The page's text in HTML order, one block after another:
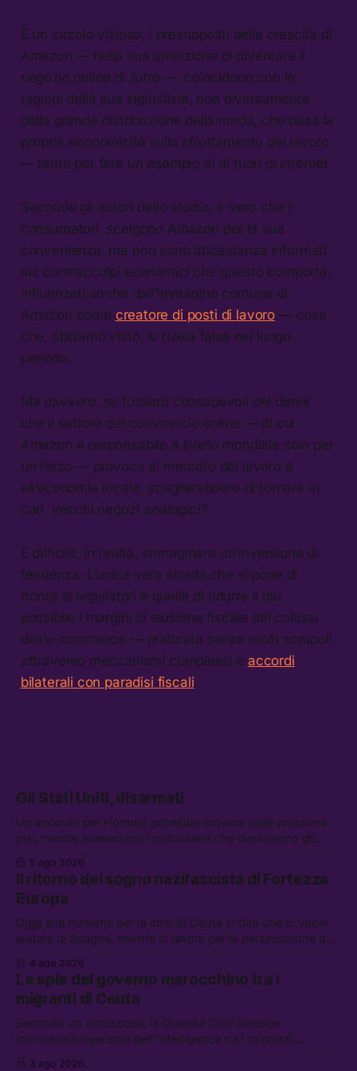
È un circolo vizioso: i presupposti della crescita di
Amazon — nella sua ambizione di diventare il
negozio online di tutto — coincidono con le
ragioni della sua ingiustizia, non diversamente
dalla grande distribuzione della moda, che basa la
propria economicità sullo sfruttamento del lavoro
— tanto per fare un esempio al di fuori di internet.
Secondo gli autori dello studio, è vero che i
consumatori scelgono Amazon per la sua
convenienza, ma non sono abbastanza informati
sui contraccolpi economici che questo comporta,
influenzati anche dall’immagine comune di
Amazon come creatore di posti di lavoro — cosa
che, abbiamo visto, si rivela falsa nel lungo
periodo.
Ma davvero, se fossero consapevoli dei danni
che il settore del commercio online — di cui
Amazon è responsabile a livello mondiale solo per
un terzo — provoca al mercato del lavoro e
all’economia locale, sceglierebbero di tornare ai
cari, vecchi negozi analogici?
È difficile, in realtà, immaginare un’inversione di
tendenza. L’unica vera strada che si pone di
fronte ai legislatori è quella di ridurre il più
possibile i margini di elusione fiscale dei colossi
dell’e-commerce — praticata senza molti scrupoli
attraverso meccanismi complessi e accordi
bilaterali con paradisi fiscali.
Gli Stati Uniti, disarmati
Un accordo per Hormuz potrebbe arrivare nelle prossime
ore, mentre aumentano i retroscena che descrivono gli
chi aspetta i dispersi di Ceuta, il boom dei carburanti
diluiti, e quanti attivisti anti data center sono stati arrestati
5 ago 2026
Il ritorno del sogno nazifascista di Fortezza
Europa
Oggi alla riunione per la crisi di Ceuta si dirà che si vuole
aiutare la Spagna, mentre si lavora per la persecuzione dei
spontanei a Gaza, un giovane di 19 anni è morto sotto il
sole per raccogliere pomodori, e cosa dice l’AI Act europeo
4 ago 2026
Le spie del governo marocchino tra i
migranti di Ceuta
Secondo un retroscena, la Guardia Civil avrebbe
individuato operatori dell’intelligence tra i migranti
3 ago 2026